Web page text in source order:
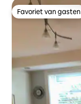
Favoriet van gasten
Favoriet van gasten